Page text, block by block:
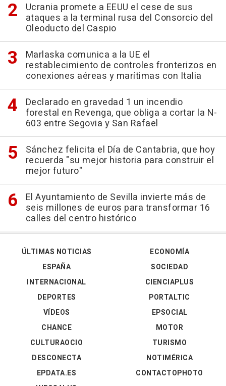
Ucrania promete a EEUU el cese de sus
ataques a la terminal rusa del Consorcio del
Oleoducto del Caspio
Marlaska comunica a la UE el
restablecimiento de controles fronterizos en
conexiones aéreas y marítimas con Italia
Declarado en gravedad 1 un incendio
forestal en Revenga, que obliga a cortar la N-
603 entre Segovia y San Rafael
Sánchez felicita el Día de Cantabria, que hoy
recuerda "su mejor historia para construir el
mejor futuro"
El Ayuntamiento de Sevilla invierte más de
seis millones de euros para transformar 16
calles del centro histórico
ÚLTIMAS NOTICIAS
ESPAÑA
INTERNACIONAL
DEPORTES
VÍDEOS
ECONOMÍA
SOCIEDAD
CIENCIAPLUS
PORTALTIC
EPSOCIAL
CHANCE
CULTURAOCIO
DESCONECTA
EPDATA.ES
MOTOR
TURISMO
NOTIMÉRICA
CONTACTOPHOTO